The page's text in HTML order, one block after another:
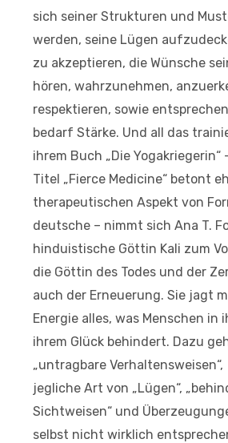
sich seiner Strukturen und
werden, seine Lügen
zu akzeptieren, die Wünsche
hören, wahrzunehmen,
respektieren, sowie
bedarf Stärke. Und all das
ihrem Buch „Die Yogakriegerin“
Titel „Fierce Medicine“ betont
therapeutischen Aspekt von
deutsche – nimmt sich Ana T.
hinduistische Göttin Kali zum
die Göttin des Todes und der
auch der Erneuerung. Sie jagt
Energie alles, was Menschen in
ihrem Glück behindert. Dazu
„untragbare Verhaltensweisen“,
jegliche Art von „Lügen“,
Sichtweisen“ und
selbst nicht wirklich